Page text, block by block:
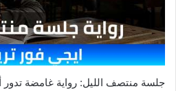
جلسة منتصف الليل: رواية غامضة تدور